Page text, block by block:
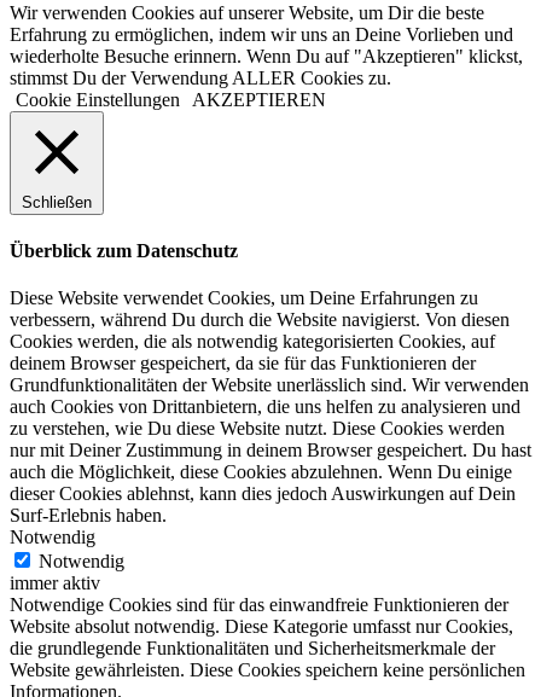
Wir verwenden Cookies auf unserer Website, um Dir die beste
Erfahrung zu ermöglichen, indem wir uns an Deine Vorlieben und
wiederholte Besuche erinnern. Wenn Du auf "Akzeptieren" klickst,
stimmst Du der Verwendung ALLER Cookies zu.
Cookie Einstellungen
AKZEPTIEREN
Schließen
Überblick zum Datenschutz
Diese Website verwendet Cookies, um Deine Erfahrungen zu
verbessern, während Du durch die Website navigierst. Von diesen
Cookies werden, die als notwendig kategorisierten Cookies, auf
deinem Browser gespeichert, da sie für das Funktionieren der
Grundfunktionalitäten der Website unerlässlich sind. Wir verwenden
auch Cookies von Drittanbietern, die uns helfen zu analysieren und
zu verstehen, wie Du diese Website nutzt. Diese Cookies werden
nur mit Deiner Zustimmung in deinem Browser gespeichert. Du hast
auch die Möglichkeit, diese Cookies abzulehnen. Wenn Du einige
dieser Cookies ablehnst, kann dies jedoch Auswirkungen auf Dein
Surf-Erlebnis haben.
Notwendig
Notwendig
immer aktiv
Notwendige Cookies sind für das einwandfreie Funktionieren der
Website absolut notwendig. Diese Kategorie umfasst nur Cookies,
die grundlegende Funktionalitäten und Sicherheitsmerkmale der
Website gewährleisten. Diese Cookies speichern keine persönlichen
Informationen.